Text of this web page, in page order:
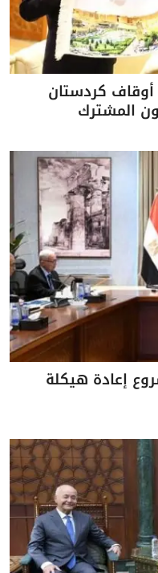
كردستان
المشترك
إعادة هيكلة